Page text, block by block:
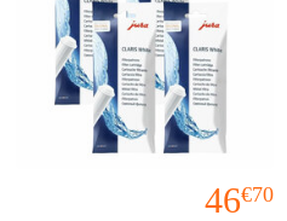
46€70